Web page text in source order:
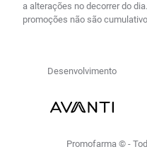
a alterações no decorrer do
promoções não são
Desenvolvimento
Promofarma © -